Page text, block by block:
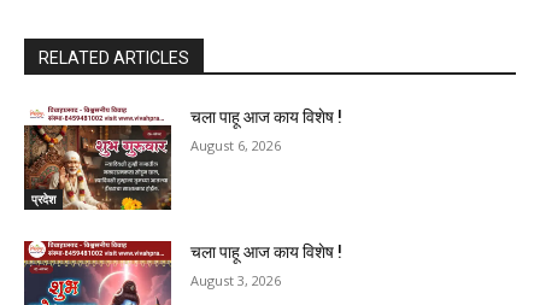
RELATED ARTICLES
प्रदेश
चला पाहू आज काय विशेष !
August 6, 2026
चला पाहू आज काय विशेष !
August 3, 2026